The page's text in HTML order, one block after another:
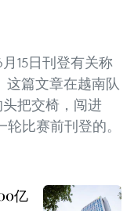
15日刊登有关称
这篇文章在越南队
把交椅，闯进
比赛前刊登的。
亿